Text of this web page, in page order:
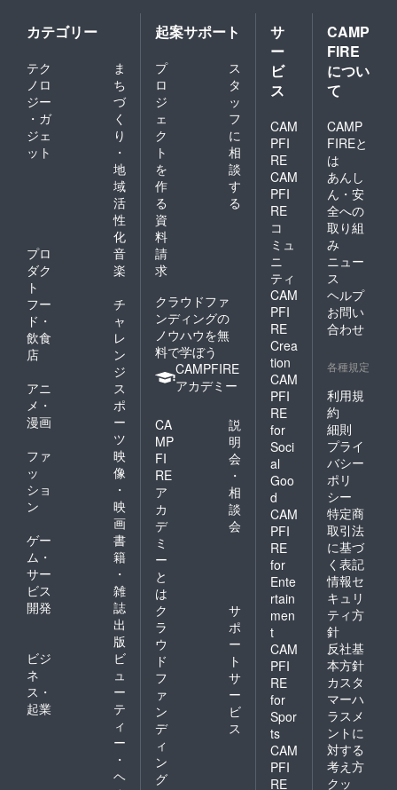
カテゴリー
テク
ノロ
ジー
・ガ
ジェ
ット
ま
ち
づ
く
り
・
地
域
活
性
化
プロ
ダク
ト
音
楽
フー
ド・
飲食
店
チ
ャ
レ
ン
ジ
アニ
メ・
漫画
ス
ポ
ー
ツ
ファ
ッ
ショ
ン
映
像
・
映
画
ゲー
ム・
サー
ビス
開発
書
籍
・
雑
誌
出
版
ビジ
ネ
ス・
起業
ビ
ュ
ー
テ
ィ
ー
・
ヘ
起案サポート
プ
ロ
ジ
ェ
ク
ト
を
作
る
ス
タ
ッ
フ
に
相
談
す
る
資
料
請
求
クラウドファ
ンディングの
ノウハウを無
料で学ぼう
CAMPFIRE
アカデミー
CA
MP
FI
RE
ア
カ
デ
ミ
ー
と
は
説
明
会
・
相
談
会
ク
ラ
ウ
ド
フ
ァ
ン
デ
ィ
ン
グ
サ
ポ
ー
ト
サ
ー
ビ
ス
サ
ー
ビ
ス
CAM
PFI
RE
CAM
PFI
RE
コ
ミュ
ニ
ティ
CAM
PFI
RE
Crea
tion
CAM
PFI
RE
for
Soci
al
Goo
d
CAM
PFI
RE
for
Ente
rtain
men
t
CAM
PFI
RE
for
Spor
ts
CAM
PFI
RE
CAMP
FIRE
につい
て
CAMP
FIREと
は
あんし
ん・安
全への
取り組
み
ニュー
ス
ヘルプ
お問い
合わせ
各種規定
利用規
約
細則
プライ
バシー
ポリ
シー
特定商
取引法
に基づ
く表記
情報セ
キュリ
ティ方
針
反社基
本方針
カスタ
マーハ
ラスメ
ントに
対する
考え方
クッ